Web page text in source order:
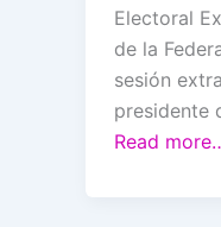
Electoral
de la
sesión
presidente
Read